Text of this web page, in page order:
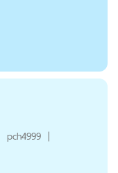
pch4999 |